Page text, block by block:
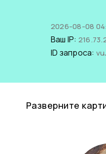
2026-08-08
Ваш IP:
ID запроса:
Разверните